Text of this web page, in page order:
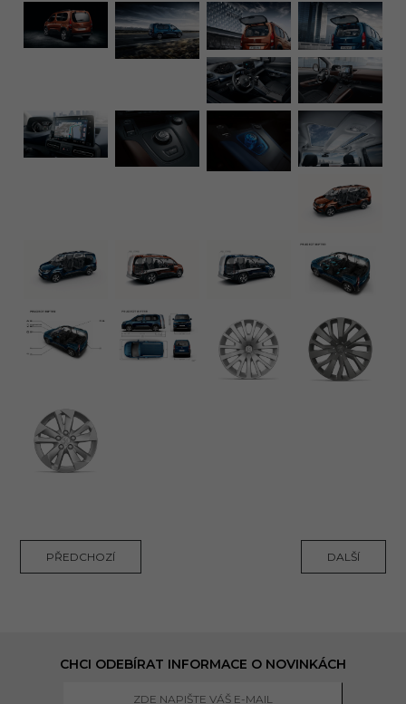
DALŠÍ
PŘEDCHOZÍ
CHCI ODEBÍRAT INFORMACE O NOVINKÁCH